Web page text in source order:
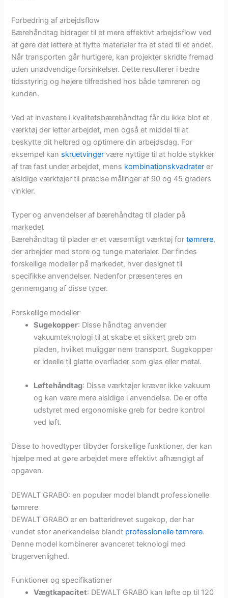
Forbedring af arbejdsflow
Bærehåndtag bidrager til et mere effektivt arbejdsflow ved
at gøre det lettere at flytte materialer fra et sted til et andet.
Når transporten går hurtigere, kan projekter skridte fremad
uden unødvendige forsinkelser. Dette resulterer i bedre
tidsstyring og højere tilfredshed hos både tømreren og
kunden.
Ved at investere i kvalitetsbærehåndtag får du ikke blot et
værktøj der letter arbejdet, men også et middel til at
beskytte dit helbred og optimere din arbejdsdag. For
eksempel kan skruetvinger være nyttige til at holde stykker
af træ fast under arbejdet, mens kombinationskvadrater er
alsidige værktøjer til præcise målinger af 90 og 45 graders
vinkler.
Typer og anvendelser af bærehåndtag til plader på
markedet
Bærehåndtag til plader er et væsentligt værktøj fortømrere,
der arbejder med store og tunge materialer. Der findes
forskellige modeller på markedet, hver designet til
specifikke anvendelser. Nedenfor præsenteres en
gennemgang af disse typer.
Forskellige modeller
Sugekopper: Disse håndtag anvender
vakuumteknologi til at skabe et sikkert greb om
pladen, hvilket muliggør nem transport. Sugekopper
er ideelle til glatte overflader som glas eller metal.
Løftehåndtag: Disse værktøjer kræver ikke vakuum
og kan være mere alsidige i anvendelse. De er ofte
udstyret med ergonomiske greb for bedre kontrol
ved løft.
Disse to hovedtyper tilbyder forskellige funktioner, der kan
hjælpe med at gøre arbejdet mere effektivt afhængigt af
opgaven.
DEWALT GRABO: en populær model blandt professionelle
tømrere
DEWALT GRABO er en batteridrevet sugekop, der har
vundet stor anerkendelse blandt professionelle tømrere.
Denne model kombinerer avanceret teknologi med
brugervenlighed.
Funktioner og specifikationer
Vægtkapacitet: DEWALT GRABO kan løfte op til 120